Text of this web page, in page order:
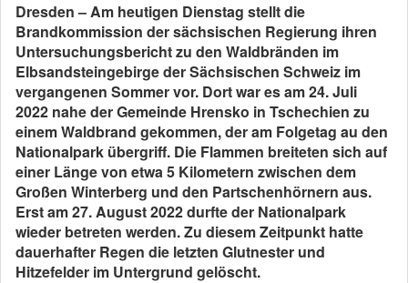
Dresden – Am heutigen Dienstag stellt die
Brandkommission der sächsischen Regierung ihren
Untersuchungsbericht zu den Waldbränden im
Elbsandsteingebirge der Sächsischen Schweiz im
vergangenen Sommer vor. Dort war es am 24. Juli
2022 nahe der Gemeinde Hrensko in Tschechien zu
einem Waldbrand gekommen, der am Folgetag au den
Nationalpark übergriff. Die Flammen breiteten sich auf
einer Länge von etwa 5 Kilometern zwischen dem
Großen Winterberg und den Partschenhörnern aus.
Erst am 27. August 2022 durfte der Nationalpark
wieder betreten werden. Zu diesem Zeitpunkt hatte
dauerhafter Regen die letzten Glutnester und
Hitzefelder im Untergrund gelöscht.